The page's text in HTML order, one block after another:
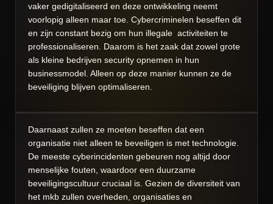
vaker gedigitaliseerd en deze ontwikkeling neemt
voorlopig alleen maar toe. Cybercriminelen beseffen dit
en zijn constant bezig om hun illegale activiteiten te
professionaliseren. Daarom is het zaak dat zowel grote
als kleine bedrijven security opnemen in hun
businessmodel. Alleen op deze manier kunnen ze de
beveiliging blijven optimaliseren.
Daarnaast zullen ze moeten beseffen dat een
organisatie niet alleen te beveiligen is met technologie.
De meeste cyberincidenten gebeuren nog altijd door
menselijke fouten, waardoor een duurzame
beveiligingscultuur cruciaal is. Gezien de diversiteit van
het mkb zullen overheden, organisaties en